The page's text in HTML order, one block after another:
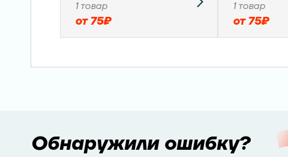
1 товар
от75₽
1 товар
от75₽
Обнаружили ошибку?